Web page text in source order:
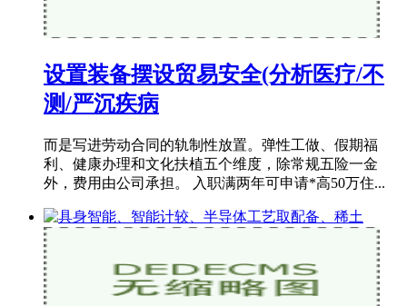
设置装备摆设贸易安全(分析医疗/不
测/严沉疾病
而是写进劳动合同的轨制性放置。弹性工做、假期福
利、健康办理和文化扶植五个维度，除常规五险一金
外，费用由公司承担。 入职满两年可申请*高50万住...